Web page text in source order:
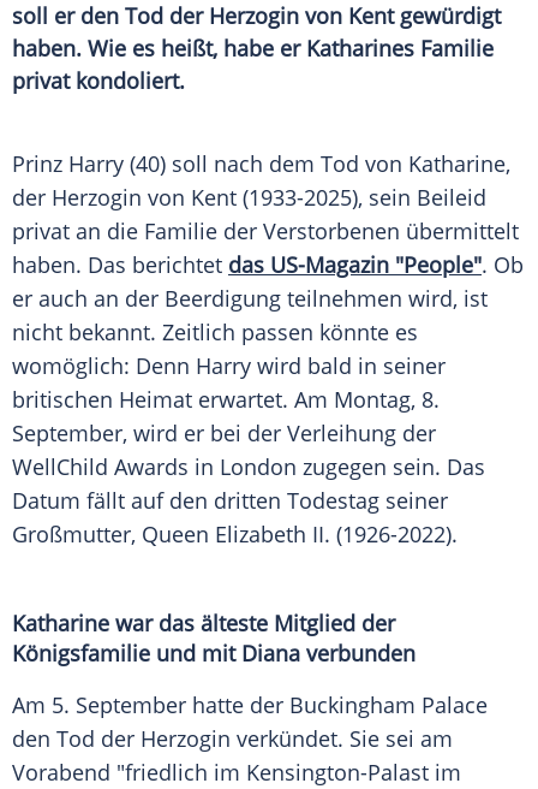
soll er den Tod der Herzogin von Kent gewürdigt
haben. Wie es heißt, habe er Katharines Familie
privat kondoliert.
Prinz Harry (40) soll nach dem Tod von Katharine,
der Herzogin von Kent (1933-2025), sein Beileid
privat an die Familie der Verstorbenen übermittelt
haben. Das berichtet das US-Magazin "People". Ob
er auch an der Beerdigung teilnehmen wird, ist
nicht bekannt. Zeitlich passen könnte es
womöglich: Denn Harry wird bald in seiner
britischen Heimat erwartet. Am Montag, 8.
September, wird er bei der Verleihung der
WellChild Awards in London zugegen sein. Das
Datum fällt auf den dritten Todestag seiner
Großmutter, Queen Elizabeth II. (1926-2022).
Katharine war das älteste Mitglied der
Königsfamilie und mit Diana verbunden
Am 5. September hatte der Buckingham Palace
den Tod der Herzogin verkündet. Sie sei am
Vorabend "friedlich im Kensington-Palast im